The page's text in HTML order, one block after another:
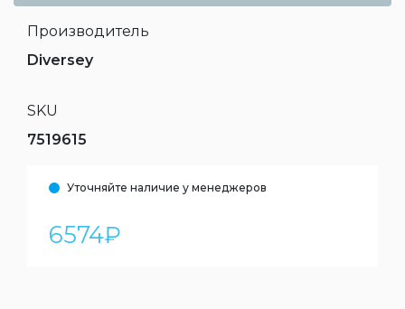
Производитель
Diversey
SKU
7519615
Уточняйте наличие у менеджеров
6574₽